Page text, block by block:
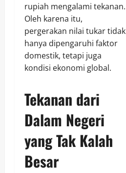
rupiah mengalami tekanan.
Oleh karena itu,
pergerakan nilai tukar tidak
hanya dipengaruhi faktor
domestik, tetapi juga
kondisi ekonomi global.
Tekanan dari
Dalam Negeri
yang Tak Kalah
Besar